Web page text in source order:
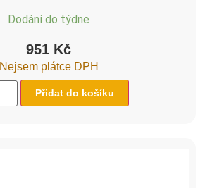
Dodání do týdne
951 Kč
Nejsem plátce DPH
Přidat do košíku